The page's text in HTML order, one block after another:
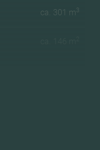
ca. 301 m3